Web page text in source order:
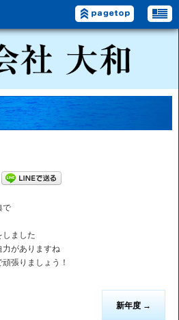
で
しました
力がありますね
張りましょう！
新年度 →